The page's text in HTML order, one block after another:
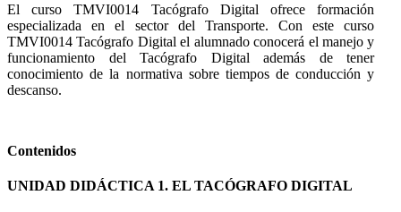
El curso TMVI0014 Tacógrafo Digital ofrece formación
especializada en el sector del Transporte. Con este curso
TMVI0014 Tacógrafo Digital el alumnado conocerá el manejo y
funcionamiento del Tacógrafo Digital además de tener
conocimiento de la normativa sobre tiempos de conducción y
descanso.
Contenidos
UNIDAD DIDÁCTICA 1. EL TACÓGRAFO DIGITAL